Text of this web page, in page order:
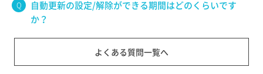
自動更新の設定/解除ができる期間はどのくらいです
か？
よくある質問一覧へ